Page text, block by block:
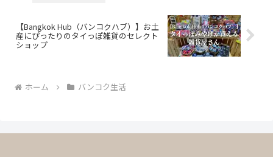
【Bangkok Hub（バンコクハブ）】お土
産にぴったりのタイっぽ雑貨のセレクト
ショップ
ホーム バンコク生活